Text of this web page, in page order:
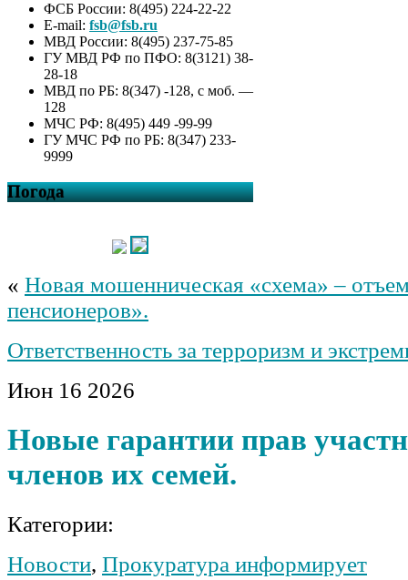
ФСБ России: 8(495) 224-22-22
E-mail: fsb@fsb.ru
МВД России: 8(495) 237-75-85
ГУ МВД РФ по ПФО: 8(3121) 38-
28-18
МВД по РБ: 8(347) -128, с моб. —
128
МЧС РФ: 8(495) 449 -99-99
ГУ МЧС РФ по РБ: 8(347) 233-
9999
Погода
« Новая мошенническая «схема» –
пенсионеров».
Ответственность за терроризм и
Июн 16 2026
Новые гарантии прав
членов их семей.
Категории:
Новости, Прокуратура информирует